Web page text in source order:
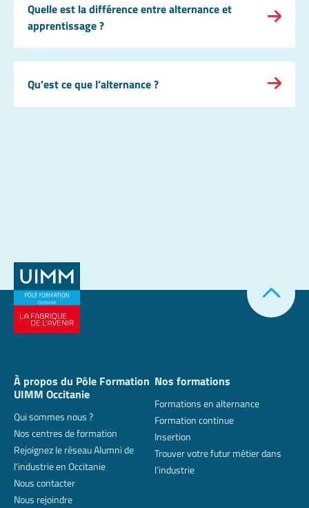
Quelle est la différence entre alternance et
apprentissage ?
Qu’est ce que l’alternance ?
À propos du Pôle Formation
UIMM Occitanie
Qui sommes nous ?
Nos centres de formation
Rejoignez le réseau Alumni de
l’industrie en Occitanie
Nous contacter
Nous rejoindre
Nos formations
Formations en alternance
Formation continue
Insertion
Trouver votre futur métier dans
l’industrie